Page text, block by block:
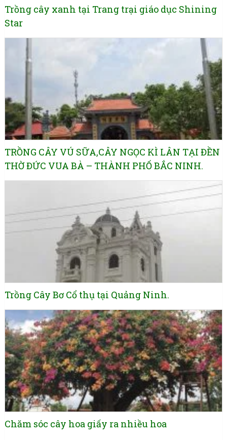
Trồng cây xanh tại Trang trại giáo dục Shining
Star
TRỒNG CÂY VÚ SỮA,CÂY NGỌC KÌ LÂN TẠI ĐỀN
THỜ ĐỨC VUA BÀ – THÀNH PHỐ BẮC NINH.
Trồng Cây Bơ Cổ thụ tại Quảng Ninh.
Chăm sóc cây hoa giấy ra nhiều hoa